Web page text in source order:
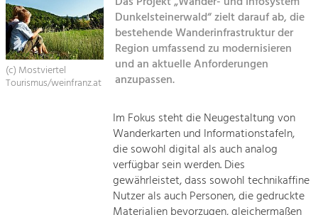
Sitemap
Kontakt
Tourismus
Angebotsentwicklung und
Positionierung.
Soziales, Bildung &
Gleichberechtigung, Jugend und
(c) Mostviertel
Tourismus/weinfranz.at
Dunkelsteinerwald“ zielt darauf ab, die
bestehende Wanderinfrastruktur der
Region umfassend zu modernisieren
und an aktuelle Anforderungen
anzupassen.
Im Fokus steht die Neugestaltung von
Wanderkarten und Informationstafeln,
die sowohl digital als auch analog
verfügbar sein werden. Dies
gewährleistet, dass sowohl technikaffine
Nutzer als auch Personen, die gedruckte